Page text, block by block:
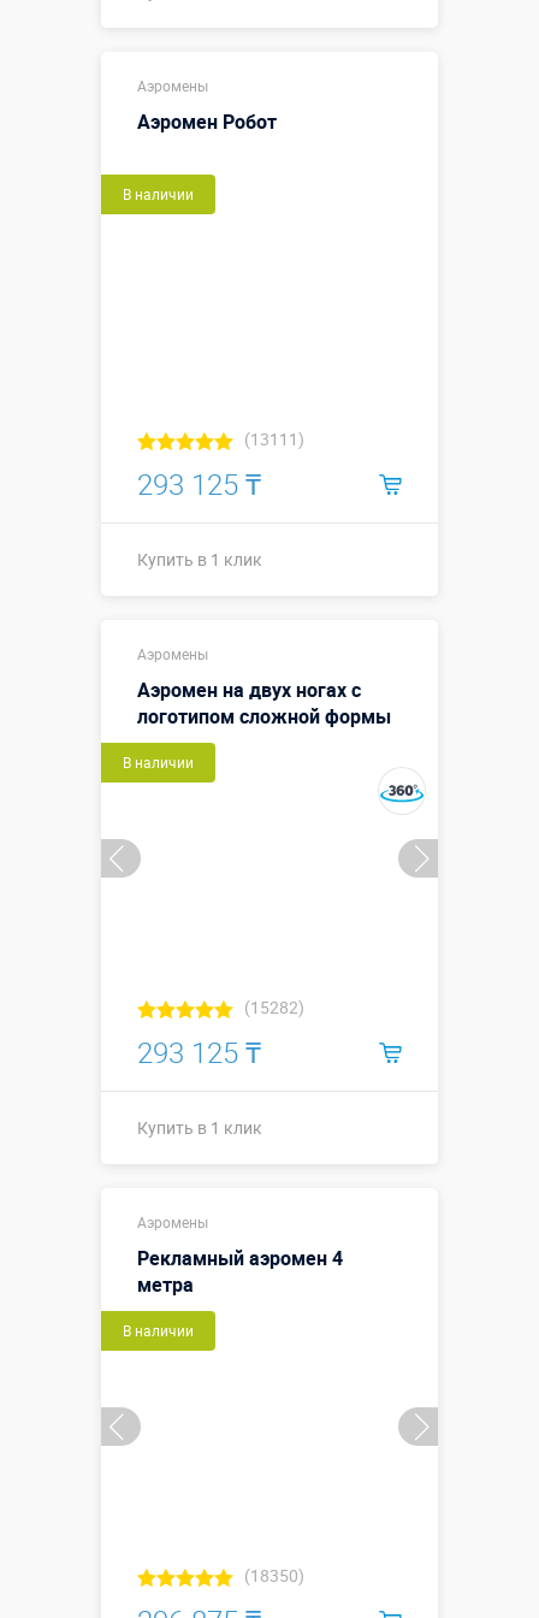
Аэромены
Аэромен Робот
В наличии
(13111)
293 125 ₸
Купить в 1 клик
Аэромены
Аэромен на двух ногах с
логотипом сложной формы
В наличии
(15282)
293 125 ₸
Купить в 1 клик
Аэромены
Рекламный аэромен 4
метра
В наличии
(18350)